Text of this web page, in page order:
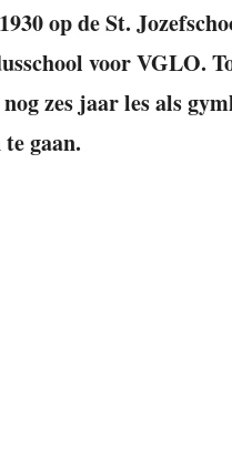
op de St.
voor VGLO.
zes jaar les als
gaan.